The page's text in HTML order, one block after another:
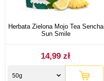
Herbata Zielona Mojo Tea Sencha
Sun Smile
14,99 zł
50g